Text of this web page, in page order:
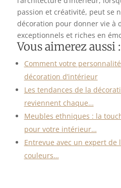
passion et créativité, peut se
décoration pour donner vie à
exceptionnels et riches en
Vous aimerez aussi :
Comment votre
décoration d’intérieur
Les tendances de la
reviennent chaque…
Meubles ethniques : la
pour votre intérieur…
Entrevue avec un expert de
couleurs…